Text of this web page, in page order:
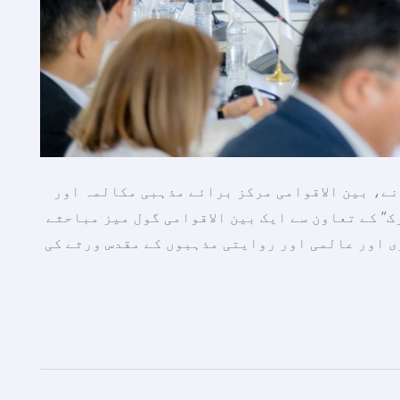
بین الاقوامی مرکز برائے مذہبی مکالمہ اور
کے تعاون سے ایک بین الاقوامی گول میز مباحثے
اور عالمی اور روایتی مذہبوں کے مقدس ورثے کی